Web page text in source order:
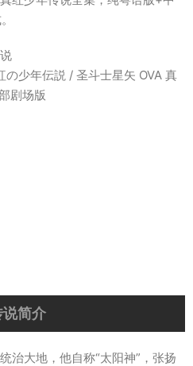
少年伝説 / 圣斗士星矢 OVA 真
剧场版
简介
治大地，他自称“太阳神”，张扬